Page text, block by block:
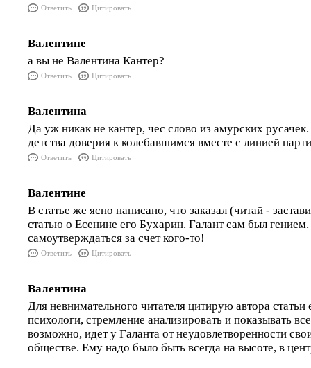
Ответить Цитировать
Валентине
а вы не Валентина Кантер?
Ответить Цитировать
Валентина
Да уж никак не кантер, чес слово из амурских
детства доверия к колебавшимся вместе с линией
Ответить Цитировать
Валентине
В статье же ясно написано, что заказал (читай -
статью о Есенине его Бухарин. Галант сам был
самоутверждаться за счет кого-то!
Ответить Цитировать
Валентина
Для невнимательного читателя цитирую автора
психологи, стремление анализировать и показывать
возможно, идет у Галанта от неудовлетворенности
обществе. Ему надо было быть всегда на высоте, в